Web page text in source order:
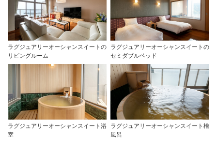
ラグジュアリーオーシャンスイートの
リビングルーム
ラグジュアリーオーシャンスイートの
セミダブルベッド
ラグジュアリーオーシャンスイート浴
室
ラグジュアリーオーシャンスイート檜
風呂